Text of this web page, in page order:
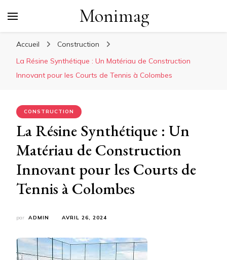
Monimag
Accueil
Construction
La Résine Synthétique : Un Matériau de Construction
Innovant pour les Courts de Tennis à Colombes
CONSTRUCTION
La Résine Synthétique : Un
Matériau de Construction
Innovant pour les Courts de
Tennis à Colombes
par ADMIN AVRIL 26, 2024